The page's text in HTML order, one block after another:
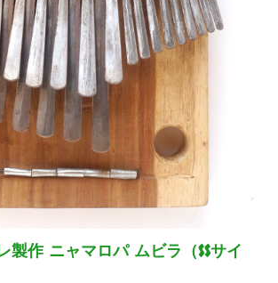
製作 ニャマロパ ムビラ（SSサイ